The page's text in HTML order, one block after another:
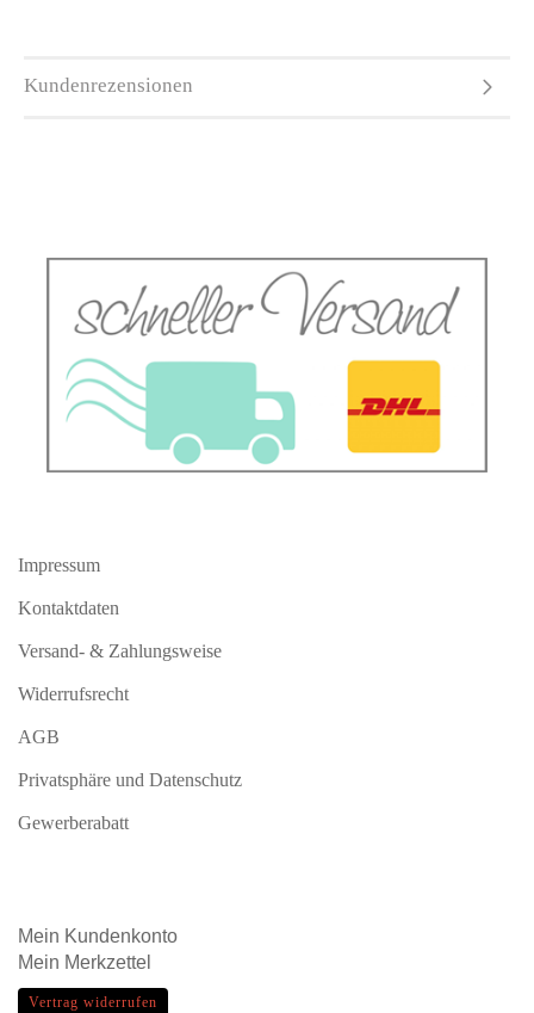
Kundenrezensionen
Impressum
Kontaktdaten
Versand- & Zahlungsweise
Widerrufsrecht
AGB
Privatsphäre und Datenschutz
Gewerberabatt
Mein Kundenkonto
Mein Merkzettel
Vertrag widerrufen